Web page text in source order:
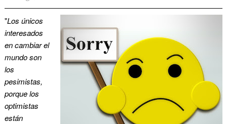
"Los únicos
interesados
en cambiar el
mundo son
los
pesimistas,
porque los
optimistas
están